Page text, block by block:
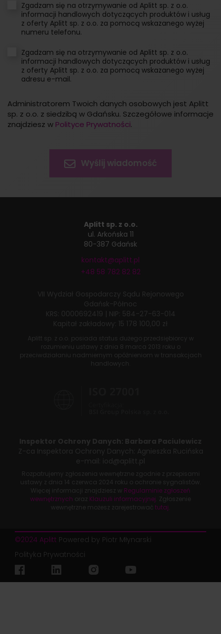
Zgadzam się na otrzymywanie od Aplitt sp. z o.o.
informacji handlowych dotyczących produktów i usług
z oferty Aplitt sp. z o.o. za pomocą wskazanego wyżej
numeru telefonu.
Zgadzam się na otrzymywanie od Aplitt sp. z o.o.
informacji handlowych dotyczących produktów i usług
z oferty Aplitt sp. z o.o. za pomocą wskazanego wyżej
adresu e-mail.
Administratorem Twoich danych osobowych jest Aplitt
sp. z o.o. z siedzibą w Gdańsku. Szczegółowe informacje
znajdziesz w Polityce Prywatności.
Aplitt sp. z o.o.
ul. Arkońska 11
80-387 Gdańsk
kontakt@aplitt.pl
+48 58 782 82 82
VII Wydział Gospodarczy Sądu Rejonowego
Gdańsk-Północ
KRS: 0000692419 | NIP: 584-27-63-014
Kapitał zakładowy: 15 178 100,00 zł
Aplitt sp. z o.o. posiada status dużego przedsiębiorcy w
rozumieniu ustawy z dnia 8 marca 2013 roku o
przeciwdziałaniu nadmiernym opóźnieniom w transakcjach
handlowych.
Inspektor Ochrony Danych: Barbara Paciulewicz
Z-ca Inspektora Ochrony Danych: Agnieszka Rucińska
e-mail: iod@aplitt.pl
Rozpatrujemy zgłoszenia wewnętrzne zgodnie z przepisami
ustawy z dnia 14 czerwca 2024 roku o ochronie sygnalistów.
Więcej informacji znajdziesz w Regulaminie zgłoszeń
wewnętrznych oraz Klauzuli informacyjnej . Zgłoszenie
wewnętrzne możesz zarejestrować tutaj
©2024 Aplitt Powered by Piotr Młynarski
Polityka Prywatności